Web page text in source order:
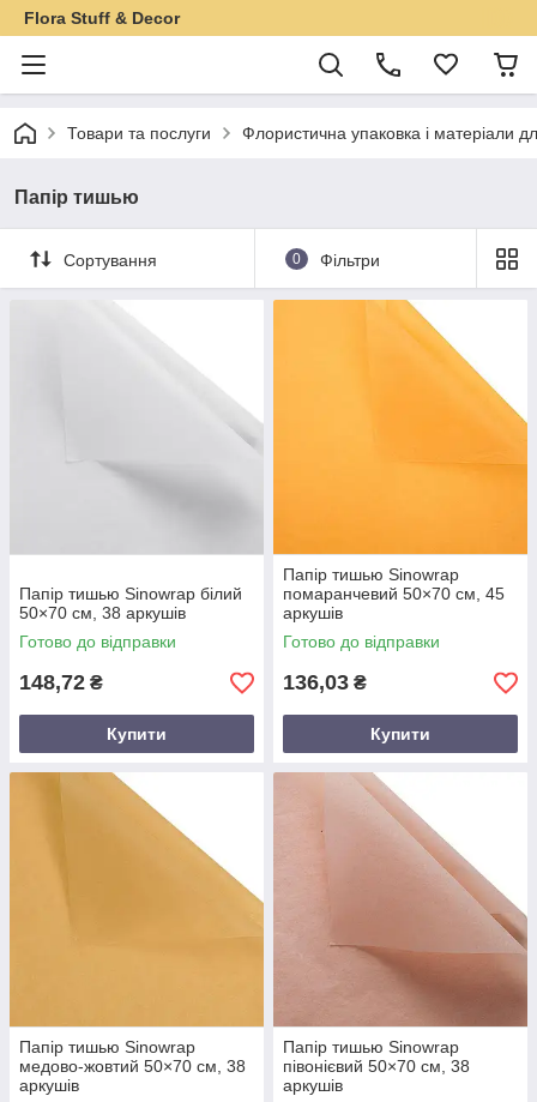
Flora Stuff & Decor
Товари та послуги Флористична упаковка і матеріали
Папір тишью
Сортування 0 Фільтри
Папір тишью Sinowrap білий
50×70 см, 38 аркушів
Готово до відправки
148,72 ₴
Купити
Папір тишью Sinowrap
помаранчевий 50×70 см, 45
аркушів
Готово до відправки
136,03 ₴
Купити
Папір тишью Sinowrap
медово-жовтий 50×70 см, 38
аркушів
Папір тишью Sinowrap
півонієвий 50×70 см, 38
аркушів